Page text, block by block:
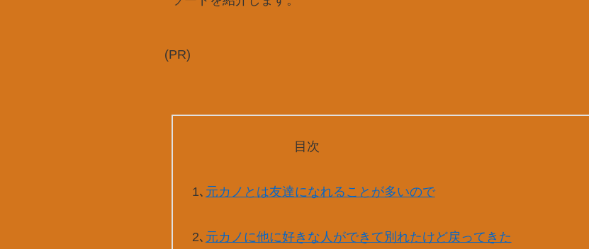
(PR)
目次
1､ 元カノとは友達になれることが多いので
2､ 元カノに他に好きな人ができて別れたけど戻ってきた